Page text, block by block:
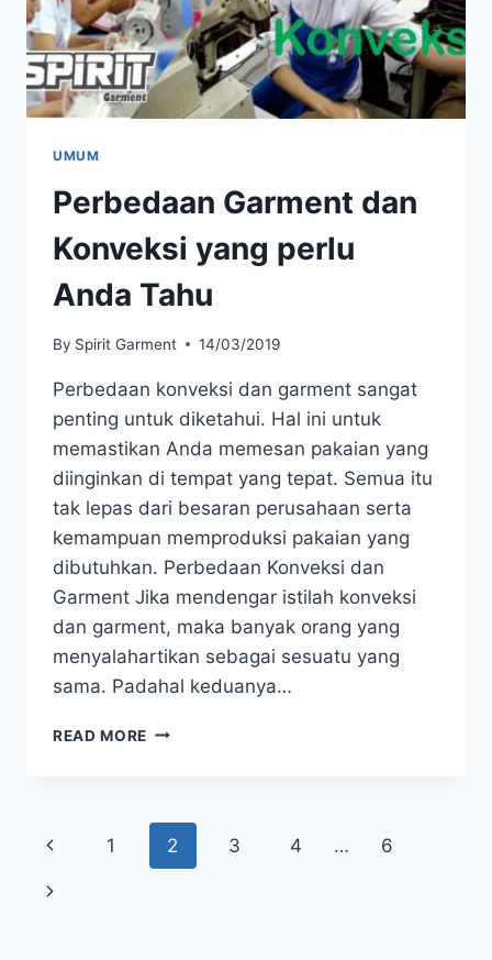
UMUM
Perbedaan Garment dan
Konveksi yang perlu
Anda Tahu
By Spirit Garment 14/03/2019
Perbedaan konveksi dan garment sangat
penting untuk diketahui. Hal ini untuk
memastikan Anda memesan pakaian yang
diinginkan di tempat yang tepat. Semua itu
tak lepas dari besaran perusahaan serta
kemampuan memproduksi pakaian yang
dibutuhkan. Perbedaan Konveksi dan
Garment Jika mendengar istilah konveksi
dan garment, maka banyak orang yang
menyalahartikan sebagai sesuatu yang
sama. Padahal keduanya…
READ MORE PERBEDAAN
YANG
PERLU
ANDA
Page
navigation
Previous
Page
1 2 3 4 … 6
Next